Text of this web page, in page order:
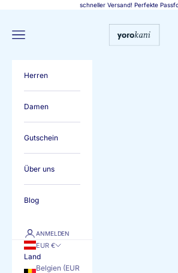
schneller Versand! Perfekte
Yorokani
Menü
Herren
Damen
Gutschein
Über uns
Blog
ANMELDEN
EUR €
Land
Belgien (EUR